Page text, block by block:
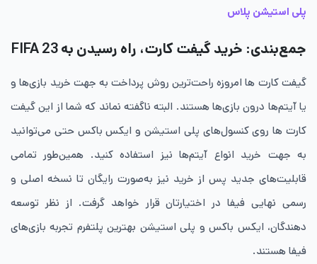
پلی استیشن پلاس
جمع‌بندی: خرید گیفت کارت، راه رسیدن به FIFA 23
گیفت ‌کارت‌ ها امروزه راحت‌ترین روش پرداخت به جهت خرید بازی‌ها و
یا آیتم‌ها درون بازی‌ها هستند. البته ناگفته نماند که شما از این گیفت‌
کارت ‌ها روی کنسول‌های پلی‌ استیشن و ایکس ‌باکس حتی می‌توانید
به جهت خرید انواع آیتم‌ها نیز استفاده کنید. همین‌طور تمامی
قابلیت‌های جدید پس از خرید نیز به‌صورت رایگان تا نسخه اصلی و
رسمی نهایی فیفا در اختیارتان قرار خواهد گرفت. از نظر توسعه‌
دهندگان، ایکس‌ باکس و پلی‌ استیشن بهترین پلتفرم تجربه بازی‌های
فیفا هستند.